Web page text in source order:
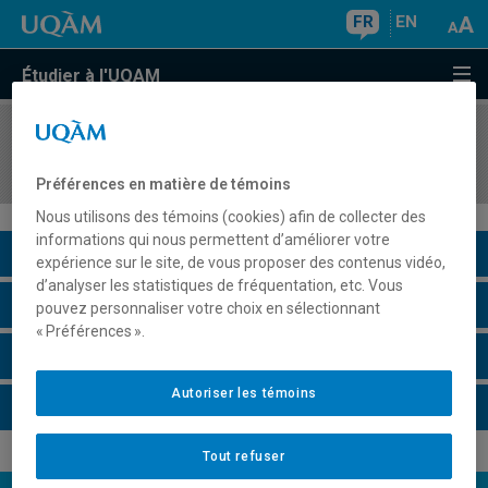
FR EN
Étudier à l'UQAM
COURS//
Description du cours
Horaire - Été 2026
Préférences en matière de témoins
Nous utilisons des témoins (cookies) afin de collecter des
informations qui nous permettent d’améliorer votre
expérience sur le site, de vous proposer des contenus vidéo,
d’analyser les statistiques de fréquentation, etc. Vous
pouvez personnaliser votre choix en sélectionnant
« Préférences ».
Tout refuser
Autoriser les témoins